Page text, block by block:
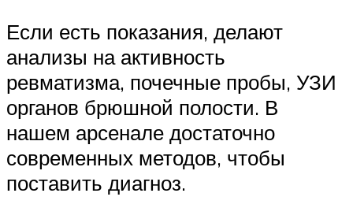
Если есть показания, делают
анализы на активность
ревматизма, почечные пробы, УЗИ
органов брюшной полости. В
нашем арсенале достаточно
современных методов, чтобы
поставить диагноз.